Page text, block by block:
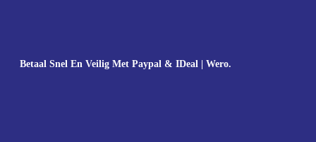
Betaal Snel En Veilig Met Paypal & IDeal | Wero.